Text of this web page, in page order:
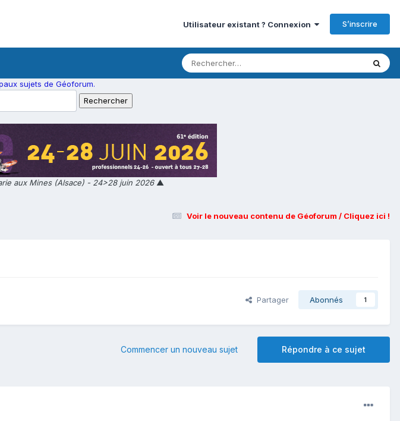
Utilisateur existant ? Connexion S’inscrire
sujets de Géoforum.
aux Mines (Alsace) - 24>28 juin 2026▲
Voir le nouveau contenu de Géoforum / Cliquez ici !
Partager Abonnés 1
Répondre à ce sujet
Commencer un nouveau sujet